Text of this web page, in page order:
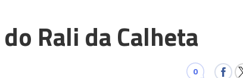
Rali da Calheta
0